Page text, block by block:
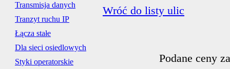
Transmisja danych
Tranzyt ruchu IP
Łącza stałe
Dla sieci osiedlowych
Styki operatorskie
Wróć do listy ulic
Podane ceny